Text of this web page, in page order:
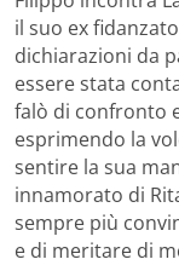
il suo ex
dichiarazioni da
essere stata
falò di confronto
esprimendo la
sentire la sua
innamorato di
sempre più
e di meritare di